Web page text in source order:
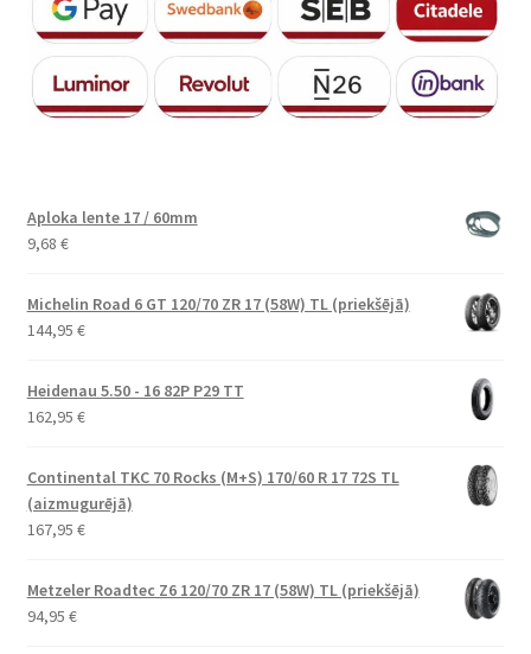
Aploka lente 17 / 60mm
9,68 €
Michelin Road 6 GT 120/70 ZR 17 (58W) TL (priekšējā)
144,95 €
Heidenau 5.50 - 16 82P P29 TT
162,95 €
Continental TKC 70 Rocks (M+S) 170/60 R 17 72S TL
(aizmugurējā)
167,95 €
Metzeler Roadtec Z6 120/70 ZR 17 (58W) TL (priekšējā)
94,95 €